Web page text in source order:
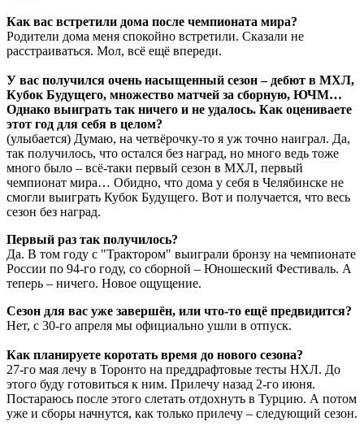
Как вас встретили дома после чемпионата мира?
Родители дома меня спокойно встретили. Сказали не
расстраиваться. Мол, всё ещё впереди.
У вас получился очень насыщенный сезон – дебют в МХЛ,
Кубок Будущего, множество матчей за сборную, ЮЧМ…
Однако выиграть так ничего и не удалось. Как оцениваете
этот год для себя в целом?
(улыбается) Думаю, на четвёрочку-то я уж точно наиграл. Да,
так получилось, что остался без наград, но много ведь тоже
много было – всё-таки первый сезон в МХЛ, первый
чемпионат мира… Обидно, что дома у себя в Челябинске не
смогли выиграть Кубок Будущего. Вот и получается, что весь
сезон без наград.
Первый раз так получилось?
Да. В том году с "Трактором" выиграли бронзу на чемпионате
России по 94-го году, со сборной – Юношеский Фестиваль. А
теперь – ничего. Новое ощущение.
Сезон для вас уже завершён, или что-то ещё предвидится?
Нет, с 30-го апреля мы официально ушли в отпуск.
Как планируете коротать время до нового сезона?
27-го мая лечу в Торонто на преддрафтовые тесты НХЛ. До
этого буду готовиться к ним. Прилечу назад 2-го июня.
Постараюсь после этого слетать отдохнуть в Турцию. А потом
уже и сборы начнутся, как только прилечу – следующий сезон.